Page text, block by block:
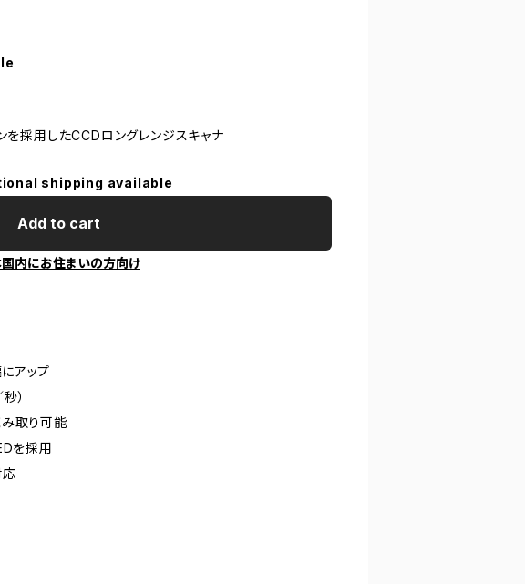
を採用したCCDロングレンジスキャナ
shipping available
Add to cart
国内にお住まいの方向け
アップ
）
取り可能
を採用
応